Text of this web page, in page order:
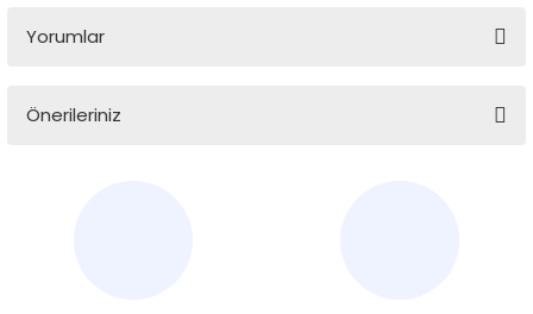
Yorumlar
Önerileriniz